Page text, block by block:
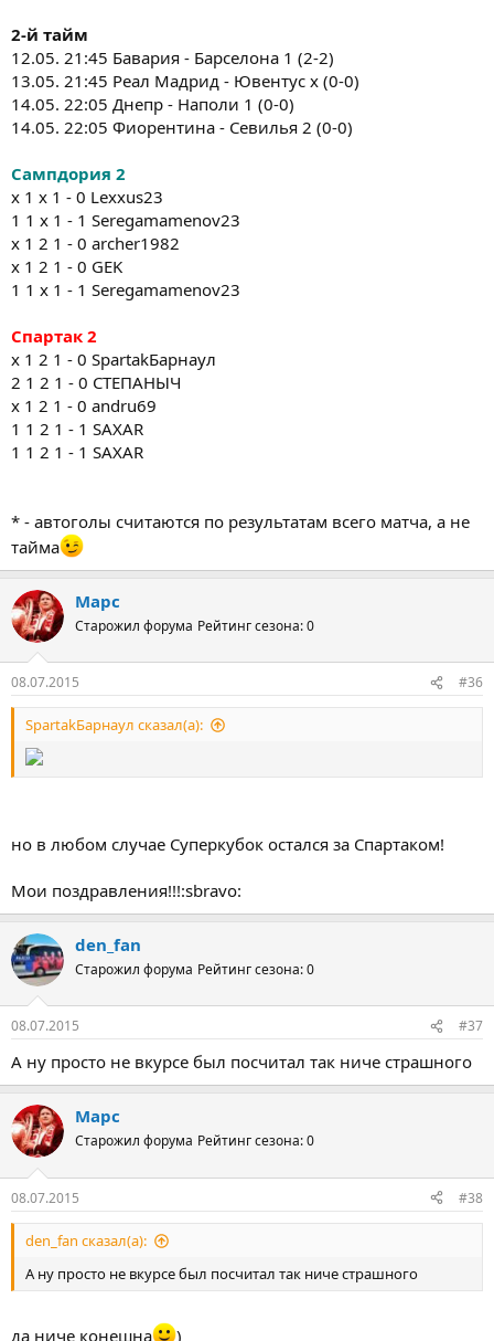
2-й тайм
12.05. 21:45 Бавария - Барселона 1 (2-2)
13.05. 21:45 Реал Мадрид - Ювентус х (0-0)
14.05. 22:05 Днепр - Наполи 1 (0-0)
14.05. 22:05 Фиорентина - Севилья 2 (0-0)
Сампдория 2
x 1 х 1 - 0 Lexxus23
1 1 х 1 - 1 Seregamamenov23
x 1 2 1 - 0 archer1982
x 1 2 1 - 0 GEK
1 1 х 1 - 1 Seregamamenov23
Спартак 2
х 1 2 1 - 0 SpartakБарнаул
2 1 2 1 - 0 СТЕПАНЫЧ
х 1 2 1 - 0 andru69
1 1 2 1 - 1 SAXAR
1 1 2 1 - 1 SAXAR
* - автоголы считаются по результатам всего матча, а не
тайма
Марс
Старожил форума Рейтинг сезона: 0
08.07.2015 #36
SpartakБарнаул сказал(а):
но в любом случае Суперкубок остался за Спартаком!
Мои поздравления!!!:sbravo:
den_fan
Старожил форума Рейтинг сезона: 0
08.07.2015 #37
А ну просто не вкурсе был посчитал так ниче страшного
Марс
Старожил форума Рейтинг сезона: 0
08.07.2015 #38
den_fan сказал(а):
А ну просто не вкурсе был посчитал так ниче страшного
да ниче конешна )